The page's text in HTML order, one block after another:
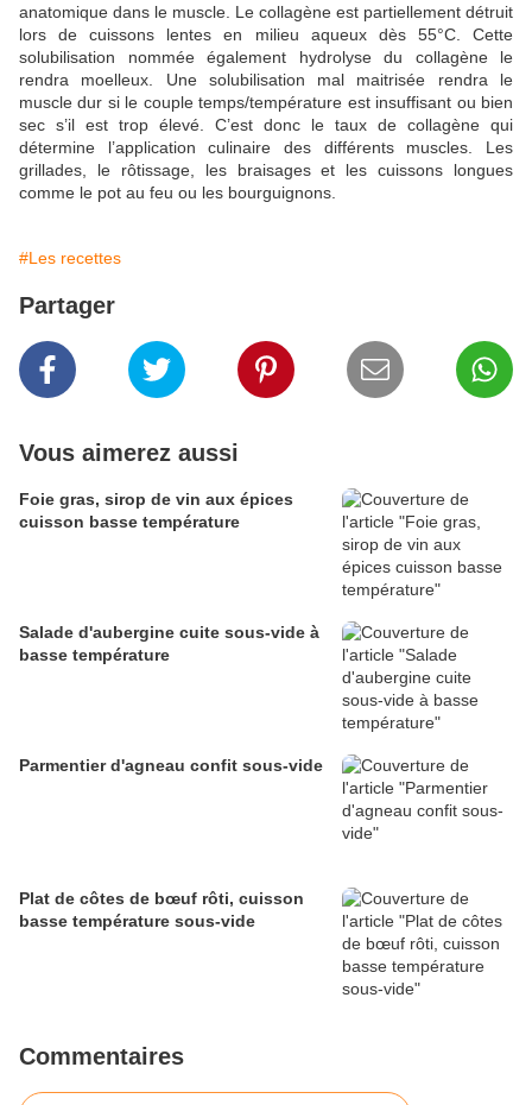
anatomique dans le muscle. Le collagène est partiellement détruit
lors de cuissons lentes en milieu aqueux dès 55°C. Cette
solubilisation nommée également hydrolyse du collagène le
rendra moelleux. Une solubilisation mal maitrisée rendra le
muscle dur si le couple temps/température est insuffisant ou bien
sec s’il est trop élevé. C’est donc le taux de collagène qui
détermine l’application culinaire des différents muscles. Les
grillades, le rôtissage, les braisages et les cuissons longues
comme le pot au feu ou les bourguignons.
#Les recettes
Partager
Vous aimerez aussi
Foie gras, sirop de vin aux épices
cuisson basse température
Salade d'aubergine cuite sous-vide à
basse température
Parmentier d'agneau confit sous-vide
Plat de côtes de bœuf rôti, cuisson
basse température sous-vide
Commentaires